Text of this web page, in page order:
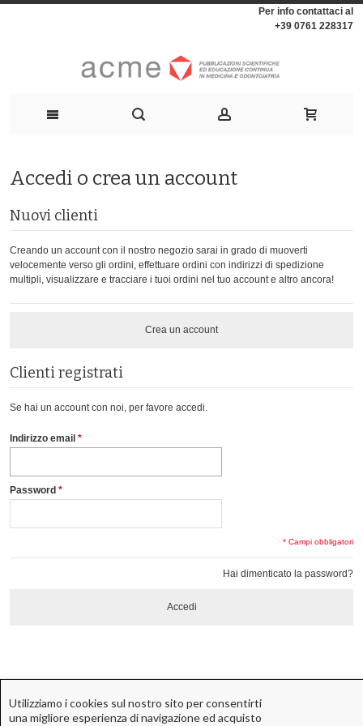
Per info contattaci al
+39 0761 228317
Accedi o crea un account
Nuovi clienti
Creando un account con il nostro negozio sarai in grado di muoverti
velocemente verso gli ordini, effettuare ordini con indirizzi di spedizione
multipli, visualizzare e tracciare i tuoi ordini nel tuo account e altro ancora!
Crea un account
Clienti registrati
Se hai un account con noi, per favore accedi.
*
Indirizzo email
*
Password
* Campi obbligatori
Hai dimenticato la password?
Accedi
Utilizziamo i cookies sul nostro sito per consentirti
una migliore esperienza di navigazione ed acquisto